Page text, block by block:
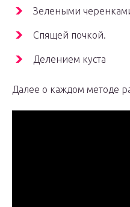
Зелеными
Спящей почкой.
Делением куста
Далее о каждом методе